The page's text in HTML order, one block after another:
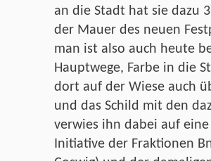
an die Stadt hat sie dazu
der Mauer des neuen
man ist also auch heute
Hauptwege, Farbe in die
dort auf der Wiese auch
und das Schild mit den
verwies ihn dabei auf
Initiative der Fraktionen